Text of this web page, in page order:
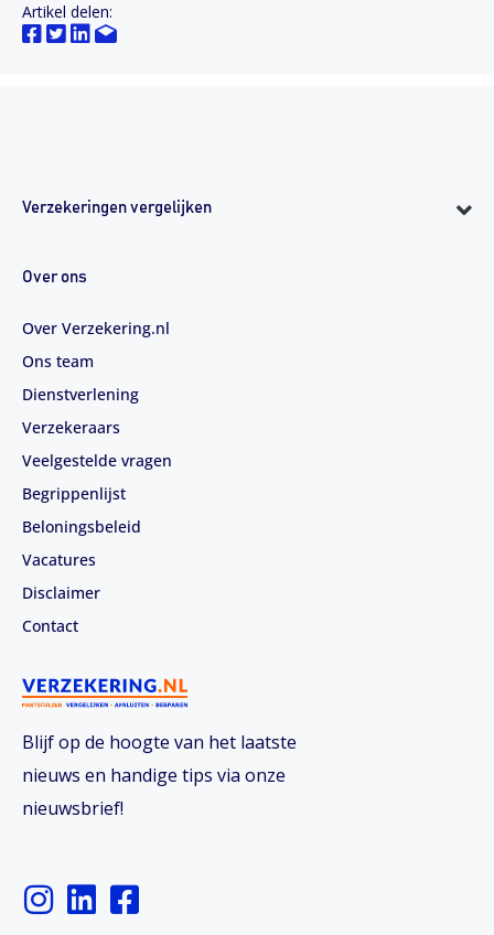
Artikel delen:
Blijf op de hoogte van het laatste
nieuws en handige tips via onze
nieuwsbrief!
I
n
L
i
F
a
Verzekeringen vergelijken
Over ons
Over Verzekering.nl
Ons team
Dienstverlening
Verzekeraars
Veelgestelde vragen
Begrippenlijst
Beloningsbeleid
Vacatures
Disclaimer
Contact